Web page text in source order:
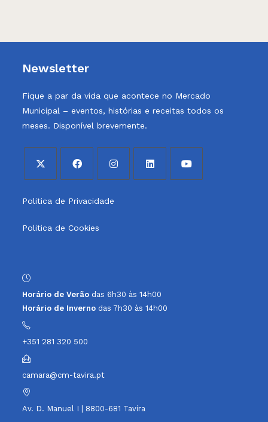
Newsletter
Fique a par da vida que acontece no Mercado
Municipal – eventos, histórias e receitas todos os
meses. Disponível brevemente.
in
new
in
new
in
new
Politica de Privacidade
Politica de Cookies
Horário de Verão das 6h30 às 14h00
Horário de Inverno das 7h30 às 14h00
+351 281 320 500
camara@cm-tavira.pt
Av. D. Manuel I | 8800-681 Tavira